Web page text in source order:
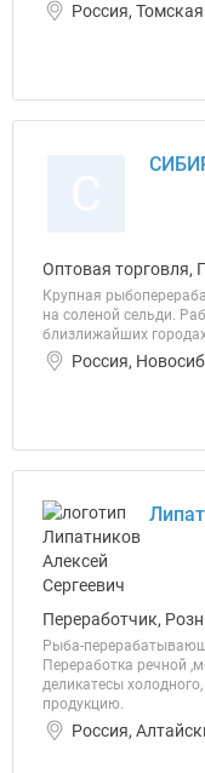
Россия,
Оптовая торговля,
Крупная
на соленой сельди.
близлижайших
Россия,
Переработчик,
Рыба-
Переработка речной
деликатесы
продукцию.
Россия,